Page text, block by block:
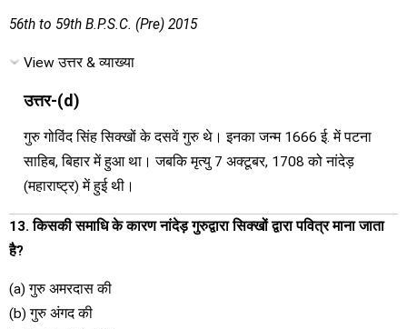
56th to 59th B.P.S.C. (Pre) 2015
View उत्तर & व्याख्या
उत्तर-(d)
गुरु गोविंद सिंह सिक्खों के दसवें गुरु थे। इनका जन्म 1666 ई. में पटना
साहिब, बिहार में हुआ था। जबकि मृत्यु 7 अक्टूबर, 1708 को नांदेड़
(महाराष्ट्र) में हुई थी।
13. किसकी समाधि के कारण नांदेड़ गुरुद्वारा सिक्खों द्वारा पवित्र माना जाता
है?
(a) गुरु अमरदास की
(b) गुरु अंगद की